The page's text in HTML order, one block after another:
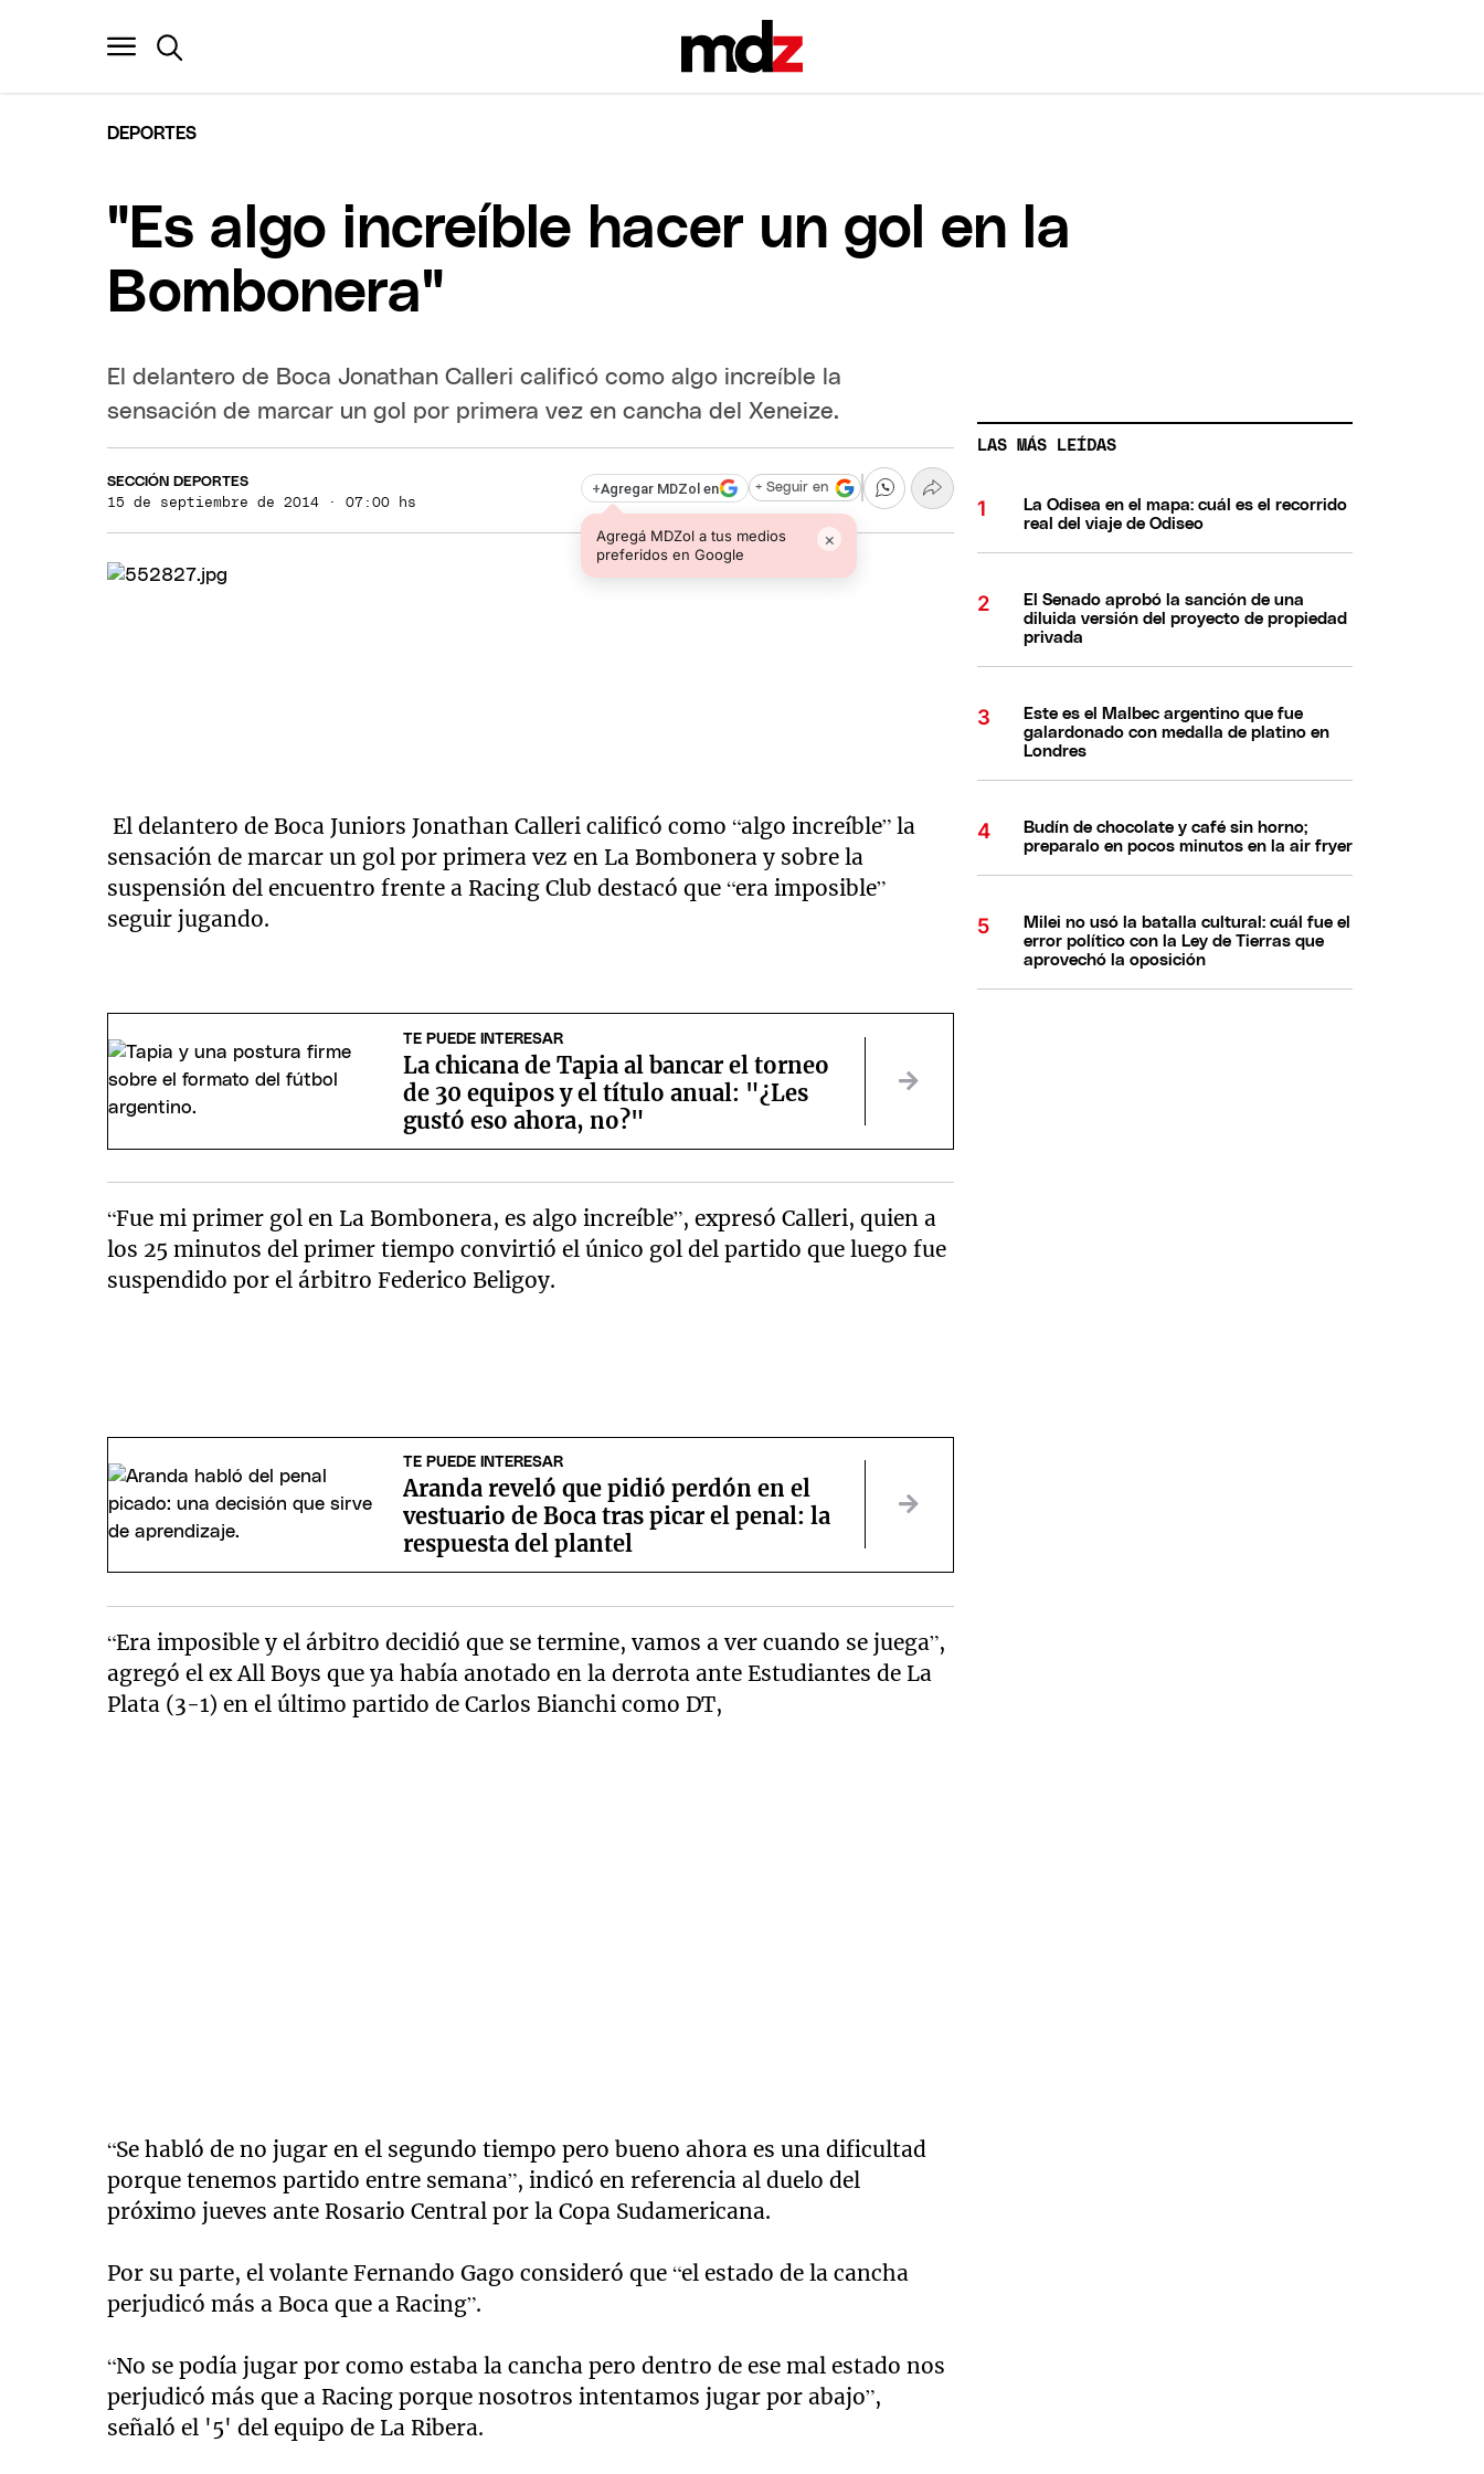
DEPORTES
"Es algo increíble hacer un gol en la
Bombonera"
El delantero de Boca Jonathan Calleri calificó como algo increíble la
sensación de marcar un gol por primera vez en cancha del Xeneize.
SECCIÓN DEPORTES
15 de septiembre de 2014 · 07:00 hs
+Agregar MDZol en
Agregá MDZol a tus medios
preferidos en Google
×
+ Seguir en
El delantero de Boca Juniors Jonathan Calleri calificó como “algo increíble” la
sensación de marcar un gol por primera vez en La Bombonera y sobre la
suspensión del encuentro frente a Racing Club destacó que “era imposible”
seguir jugando.
TE PUEDE INTERESAR
La chicana de Tapia al bancar el torneo
de 30 equipos y el título anual: "¿Les
gustó eso ahora, no?"
“Fue mi primer gol en La Bombonera, es algo increíble”, expresó Calleri, quien a
los 25 minutos del primer tiempo convirtió el único gol del partido que luego fue
suspendido por el árbitro Federico Beligoy.
TE PUEDE INTERESAR
Aranda reveló que pidió perdón en el
vestuario de Boca tras picar el penal: la
respuesta del plantel
“Era imposible y el árbitro decidió que se termine, vamos a ver cuando se juega”,
agregó el ex All Boys que ya había anotado en la derrota ante Estudiantes de La
Plata (3-1) en el último partido de Carlos Bianchi como DT,
“Se habló de no jugar en el segundo tiempo pero bueno ahora es una dificultad
porque tenemos partido entre semana”, indicó en referencia al duelo del
próximo jueves ante Rosario Central por la Copa Sudamericana.
Por su parte, el volante Fernando Gago consideró que “el estado de la cancha
perjudicó más a Boca que a Racing”.
“No se podía jugar por como estaba la cancha pero dentro de ese mal estado nos
perjudicó más que a Racing porque nosotros intentamos jugar por abajo”,
señaló el '5' del equipo de La Ribera.
LAS MÁS LEÍDAS
La Odisea en el mapa: cuál es el recorrido
real del viaje de Odiseo
El Senado aprobó la sanción de una
diluida versión del proyecto de propiedad
privada
Este es el Malbec argentino que fue
galardonado con medalla de platino en
Londres
Budín de chocolate y café sin horno;
preparalo en pocos minutos en la air fryer
Milei no usó la batalla cultural: cuál fue el
error político con la Ley de Tierras que
aprovechó la oposición